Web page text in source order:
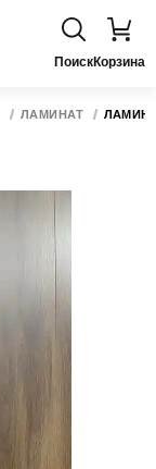
ПоискКорзина
ЛАМИНАТ